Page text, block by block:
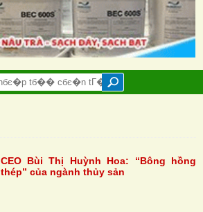
CEO Bùi Thị Huỳnh Hoa: “Bông hồng
thép” của ngành thủy sản